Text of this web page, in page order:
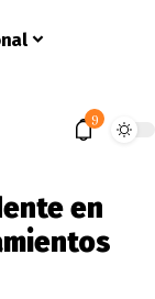
9
en